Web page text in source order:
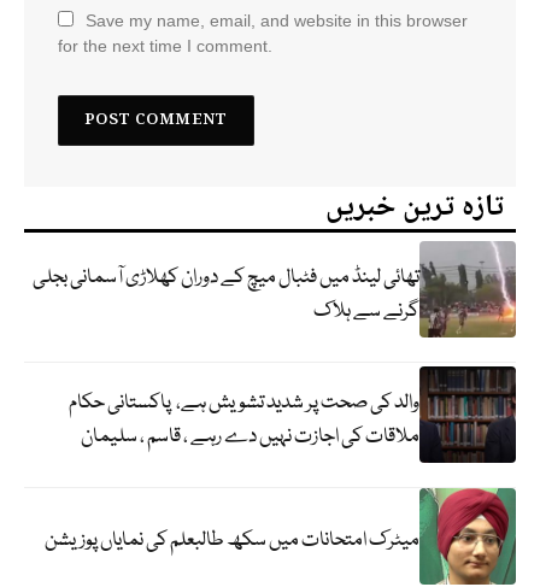
Save my name, email, and website in this browser
for the next time I comment.
تازہ ترین خبریں
تھائی لینڈ میں فٹبال میچ کے دوران کھلاڑی آسمانی بجلی
گرنے سے ہلاک
والد کی صحت پر شدید تشویش ہے، پاکستانی حکام
ملاقات کی اجازت نہیں دے رہے ، قاسم ، سلیمان
میٹرک امتحانات میں سکھ طالبعلم کی نمایاں پوزیشن